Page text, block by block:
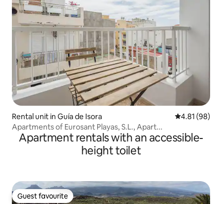
Rental unit in Guía de Isora 4.81 out of 5
4.81 (98)
Apartments of Eurosant Playas, S.L., Apart...
Apartment rentals with an accessible-
height toilet
Guest favourite
Guest favourite